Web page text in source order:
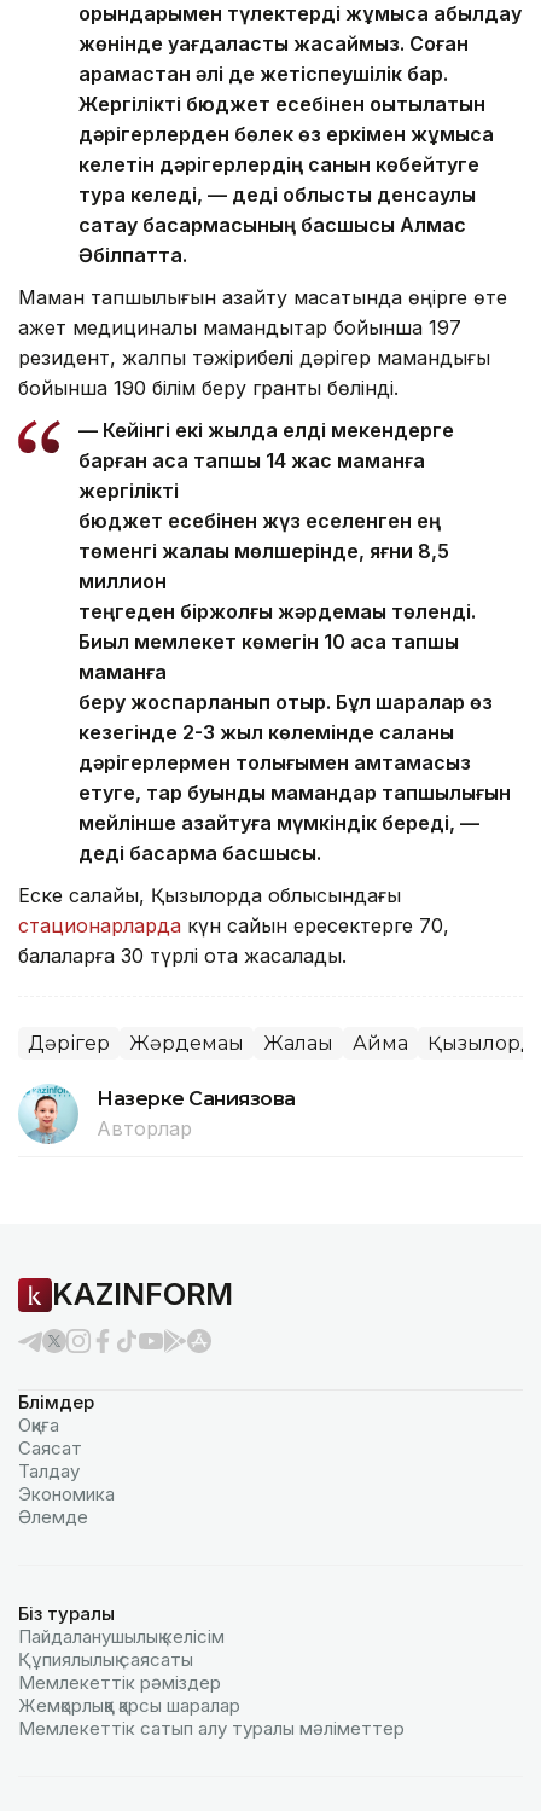
орындарымен түлектерді жұмысқа қабылдау
жөнінде уағдаластық жасаймыз. Соған
қарамастан әлі де жетіспеушілік бар.
Жергілікті бюджет есебінен оқытылатын
дәрігерлерден бөлек өз еркімен жұмысқа
келетін дәрігерлердің санын көбейтуге
тура келеді, — деді облыстық денсаулық
сақтау басқармасының басшысы Алмас
Әбілпатта.
Маман тапшылығын азайту мақсатында өңірге өте
қажет медициналық мамандықтар бойынша 197
резидент, жалпы тәжірибелі дәрігер мамандығы
бойынша 190 білім беру гранты бөлінді.
— Кейінгі екі жылда елді мекендерге
барған аса тапшы 14 жас маманға
жергілікті
бюджет есебінен жүз еселенген ең
төменгі жалақы мөлшерінде, яғни 8,5
миллион
теңгеден біржолғы жәрдемақы төленді.
Биыл мемлекет көмегін 10 аса тапшы
маманға
беру жоспарланып отыр. Бұл шаралар өз
кезегінде 2-3 жыл көлемінде саланы
дәрігерлермен толығымен қамтамасыз
етуге, тар буынды мамандар тапшылығын
мейлінше азайтуға мүмкіндік береді, —
деді басқарма басшысы.
Еске салайық, Қызылорда облысындағы
стационарларда күн сайын ересектерге 70,
балаларға 30 түрлі ота жасалады.
Дәрігер Жәрдемақы Жалақы Аймақ
Назерке Саниязова
Авторлар
KAZINFORM
Бөлімдер
Оқиға
Саясат
Талдау
Экономика
Әлемде
Біз туралы
Пайдаланушылық келiciм
Құпиялылық саясаты
Мемлекеттік рәміздер
Жемқорлыққа қарсы шаралар
Мемлекеттік сатып алу туралы мәлiметтер